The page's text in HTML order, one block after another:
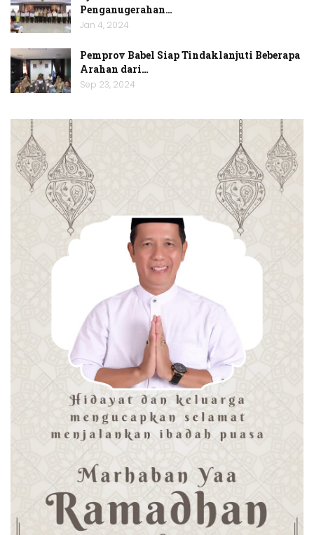
Penganugerahan…
Jan 4, 2024
Pemprov Babel Siap Tindaklanjuti Beberapa
Arahan dari…
Sep 23, 2024